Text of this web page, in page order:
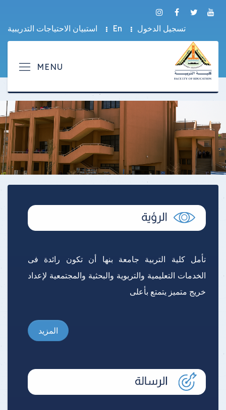
تسجيل الدخول En استبيان الاحتياجات التدريبية
تأمل كلية التربية جامعة بنها أن تكون رائدة فى
الخدمات التعليمية والتربوية والبحثية والمجتمعية لإعداد
خريج متميز يتمتع بأعلى
المزيد